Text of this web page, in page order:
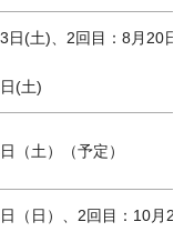
日(土)、2回目：8月20日
(土)
（土）（予定）
（日）、2回目：10月